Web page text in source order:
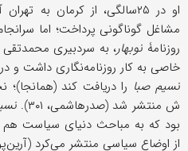
او در ۲۵سالگی، از کرمان به
مشاغل گوناگونی پرداخت؛ اما
روزنامۀ نوبهار، به سردبیری
خاصی به کار روزنامه‌نگاری داشت و در ۱۳۰۱ ش، موفق شد امتیاز ماه‌نامۀ
نسیم صبا
ش منتشر شد (صدرهاشمی، ۳۰۱).
بود که به مباحث دنیای سیاست هم